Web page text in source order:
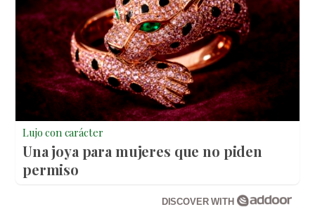
Lujo con carácter
Una joya para mujeres que no piden
permiso
DISCOVER WITH